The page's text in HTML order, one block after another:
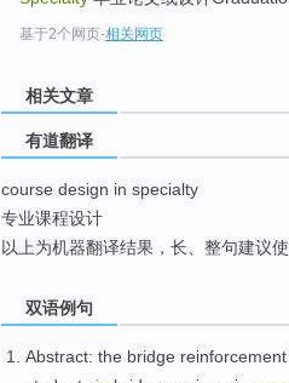
基于2个网页-相关网页
相关文章
有道翻译
course design in specialty
专业课程设计
以上为机器翻译结果，长、整句建议
双语例句
Abstract: the bridge reinforcement